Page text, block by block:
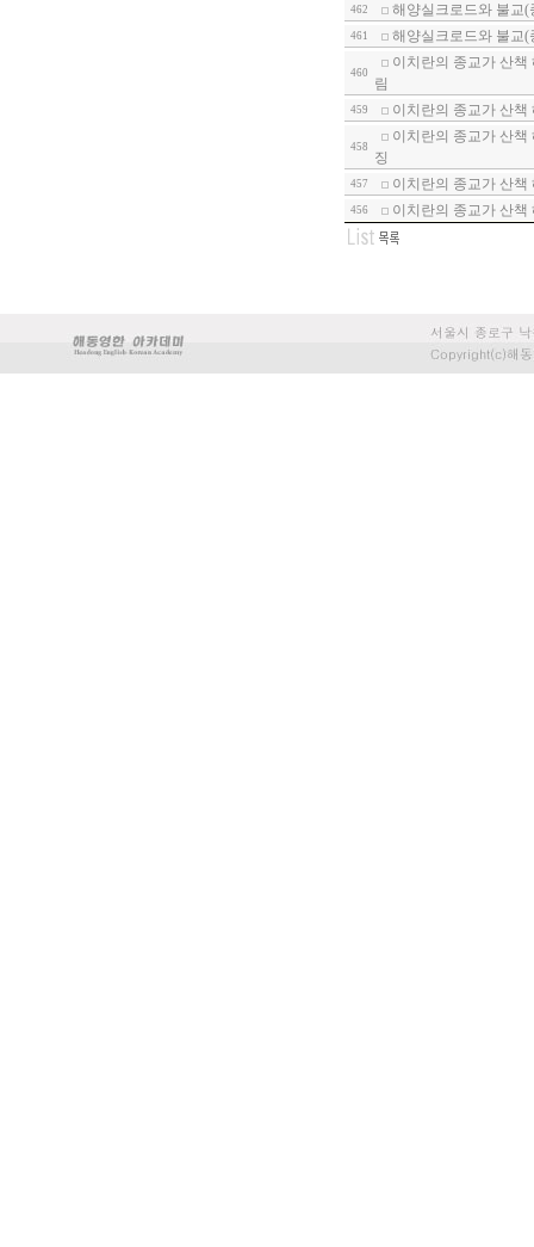
462 해양실크로드와 불교
461 해양실크로드와 불교(
460
이치란의 종교가 산
림
459 이치란의 종교가 산
458
이치란의 종교가 산
징
457 이치란의 종교가 산
456 이치란의 종교가 산